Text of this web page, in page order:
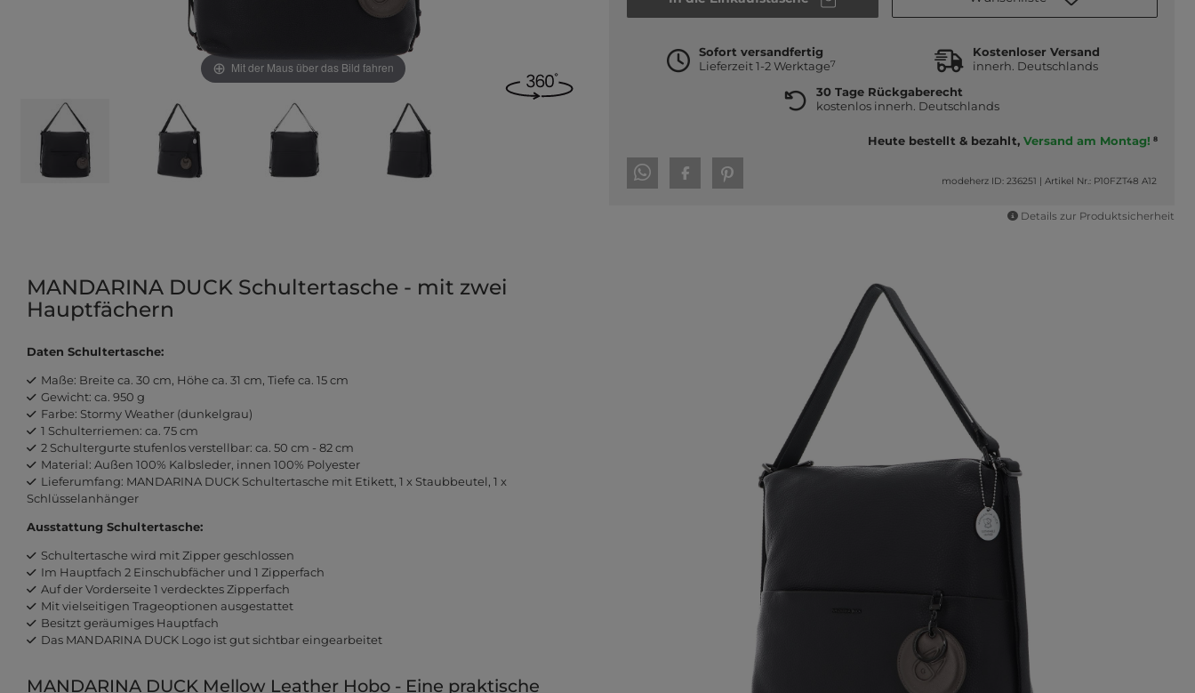
Mit der Maus über das Bild fahren
Sofort versandfertig
Lieferzeit 1-2 Werktage7
Kostenloser Versand
innerh. Deutschlands
30 Tage Rückgaberecht
kostenlos innerh. Deutschlands
Heute bestellt & bezahlt, Versand am Montag! 8
modeherz ID: 236251 |Artikel Nr.: P10FZT48 A12
Details zur Produktsicherheit
MANDARINA DUCK Schultertasche - mit zwei
Hauptfächern
Daten Schultertasche:
Maße: Breite ca. 30 cm, Höhe ca. 31 cm, Tiefe ca. 15 cm
Gewicht: ca. 950 g
Farbe: Stormy Weather (dunkelgrau)
1 Schulterriemen: ca. 75 cm
2 Schultergurte stufenlos verstellbar: ca. 50 cm - 82 cm
Material: Außen 100% Kalbsleder, innen 100% Polyester
Lieferumfang: MANDARINA DUCK Schultertasche mit Etikett, 1 x Staubbeutel, 1 x
Schlüsselanhänger
Ausstattung Schultertasche:
Schultertasche wird mit Zipper geschlossen
Im Hauptfach 2 Einschubfächer und 1 Zipperfach
Auf der Vorderseite 1 verdecktes Zipperfach
Mit vielseitigen Trageoptionen ausgestattet
Besitzt geräumiges Hauptfach
Das MANDARINA DUCK Logo ist gut sichtbar eingearbeitet
MANDARINA DUCK Mellow Leather Hobo - Eine praktische